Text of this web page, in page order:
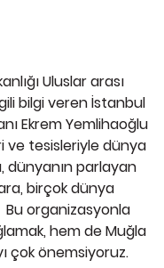
Uluslar arası
bilgi veren İstanbul
Ekrem Yemlihaoğlu
ve tesisleriyle dünya
dünyanın parlayan
birçok dünya
organizasyonla
hem de Muğla
çok önemsiyoruz.